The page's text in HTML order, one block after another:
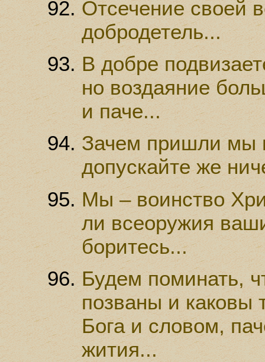
Отсечение своей
добродетель...
В добре
но воздаяние
и паче...
Зачем пришли мы
допускайте же
Мы – воинство
ли всеоружия
боритесь...
Будем поминать,
позваны и каковы
Бога и словом,
жития...